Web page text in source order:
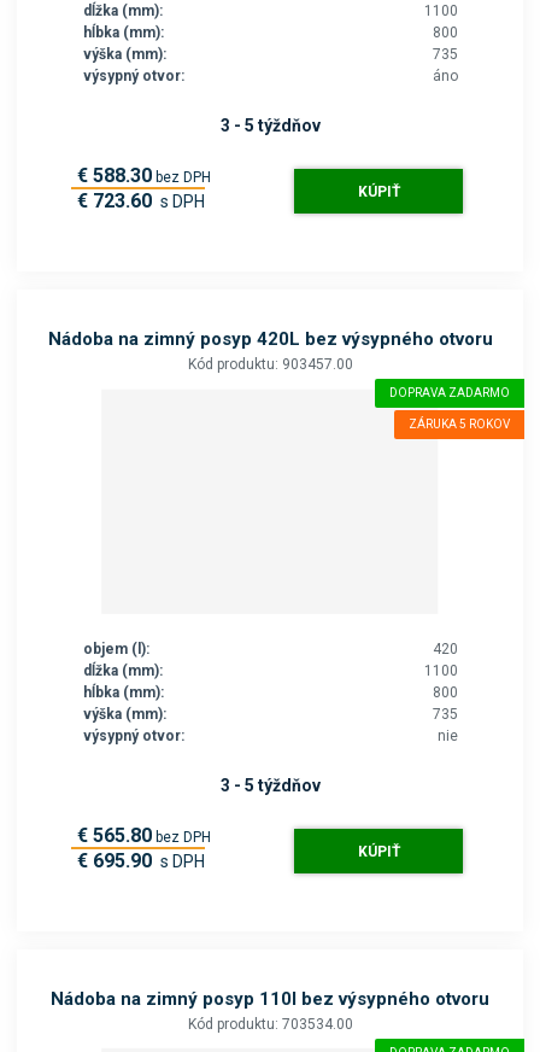
dĺžka (mm):
1100
hĺbka (mm):
800
výška (mm):
735
výsypný otvor:
áno
3 - 5 týždňov
€ 588.30 bez DPH
€ 723.60 s DPH KÚPIŤ
Nádoba na zimný posyp 420L bez výsypného otvoru
Kód produktu: 903457.00
DOPRAVA ZADARMO
ZÁRUKA 5 ROKOV
objem (l):
420
dĺžka (mm):
1100
hĺbka (mm):
800
výška (mm):
735
výsypný otvor:
nie
3 - 5 týždňov
€ 565.80 bez DPH
€ 695.90 s DPH KÚPIŤ
Nádoba na zimný posyp 110l bez výsypného otvoru
Kód produktu: 703534.00